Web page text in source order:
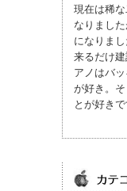
現在は稀
なりまし
になりま
来るだけ
アノはバ
が好き。
とが好きで